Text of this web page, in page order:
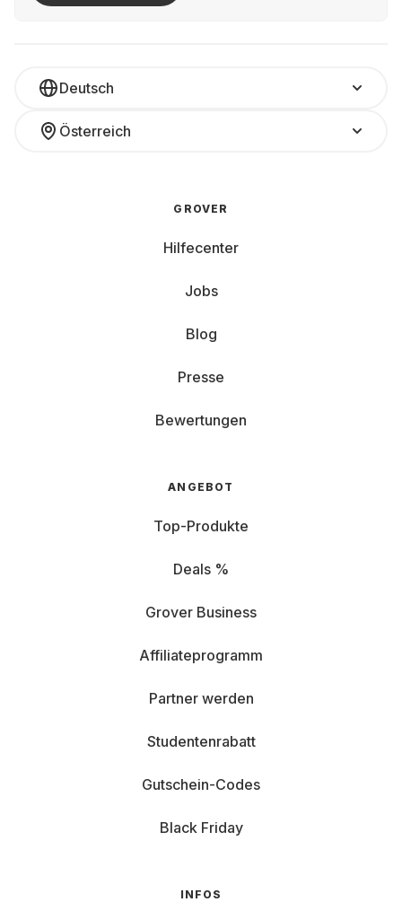
Deutsch
Österreich
GROVER
Hilfecenter
Jobs
Blog
Presse
Bewertungen
ANGEBOT
Top-Produkte
Deals %
Grover Business
Affiliateprogramm
Partner werden
Studentenrabatt
Gutschein-Codes
Black Friday
INFOS